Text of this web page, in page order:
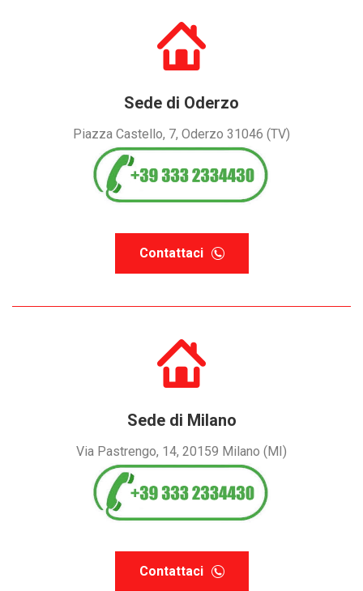
Sede di Oderzo
Piazza Castello, 7, Oderzo 31046 (TV)
Contattaci
Sede di Milano
Via Pastrengo, 14, 20159 Milano (MI)
Contattaci